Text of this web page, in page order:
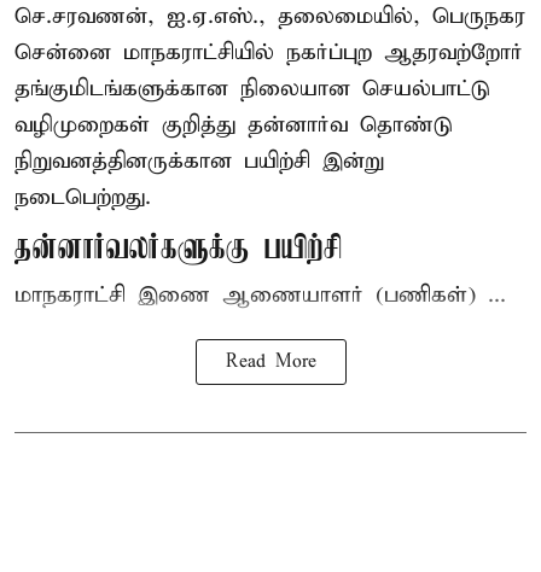
செ.சரவணன், ஐ.ஏ.எஸ்., தலைமையில், பெருநகர
சென்னை மாநகராட்சியில் நகர்ப்புற ஆதரவற்றோர்
தங்குமிடங்களுக்கான நிலையான செயல்பாட்டு
வழிமுறைகள் குறித்து தன்னார்வ தொண்டு
நிறுவனத்தினருக்கான பயிற்சி இன்று
நடைபெற்றது.
தன்னார்வலர்களுக்கு பயிற்சி
மாநகராட்சி இணை ஆணையாளர் (பணிகள்) ...
Read More